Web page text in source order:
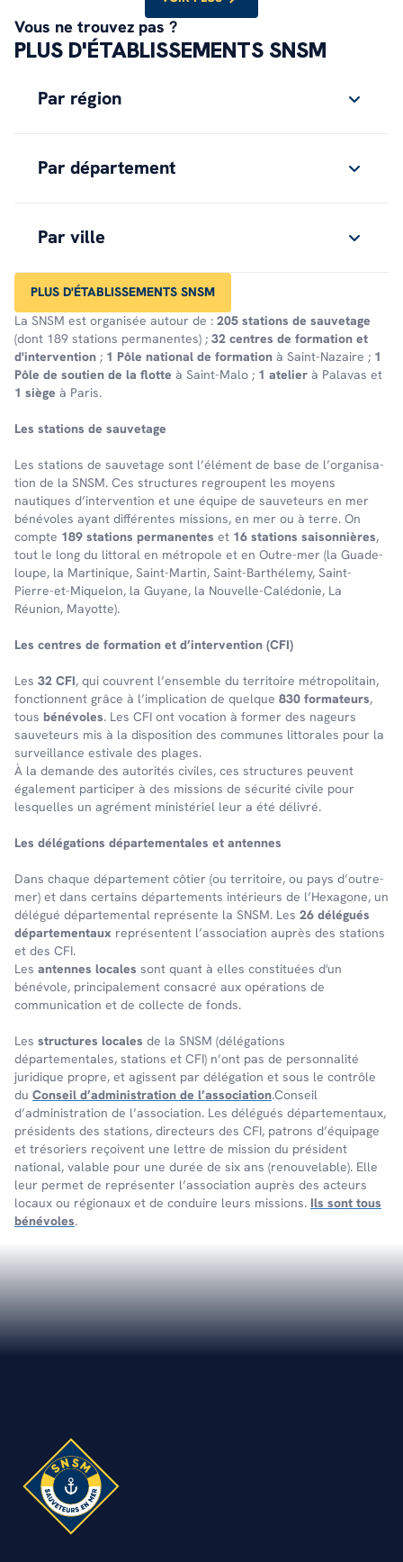
Vous ne trouvez pas ?
PLUS D'ÉTABLISSEMENTS SNSM
Par région
Par département
Par ville
PLUS D'ÉTABLISSEMENTS SNSM
La SNSM est organisée autour de : 205 stations de sauvetage
(dont 189 stations permanentes) ; 32 centres de formation et
d'intervention ; 1 Pôle national de formation à Saint-Nazaire ; 1
Pôle de soutien de la flotte à Saint-Malo ; 1 atelier à Palavas et
1 siège à Paris.
Les stations de sauve­tage
Les stations de sauve­tage sont l’élé­ment de base de l’or­ga­ni­sa­
tion de la SNSM. Ces struc­tures regroupent les moyens
nautiques d’in­ter­ven­tion et une équipe de sauveteurs en mer
bénévoles ayant différentes missions, en mer ou à terre. On
comp­te 189 stations perma­nentes et 16 stations saison­nières,
tout le long du litto­ral en métro­pole et en Outre-mer (la Guade­
loupe, la Marti­nique, Saint-Martin, Saint-Barthé­lemy, Saint-
Pierre-et-Mique­lon, la Guyane, la Nouvelle-Calé­do­nie, La
Réunion, Mayotte).
Les centres de forma­tion et d’in­ter­ven­tion (CFI)
Les 32 CFI, qui couvrent l’en­semble du terri­toire métro­po­li­tain,
fonc­tionnent grâce à l’im­pli­ca­tion de quelque 830 forma­teurs,
tous béné­voles. Les CFI ont voca­tion à former des nageurs
sauve­teurs mis à la dispo­si­tion des communes litto­rales pour la
surveillance esti­vale des plages.
À la demande des auto­ri­tés civiles, ces struc­tures peuvent
égale­ment parti­ci­per à des missions de sécu­rité civile pour
lesquelles un agré­ment minis­té­riel leur a été déli­vré.
Les délé­ga­tions dépar­te­men­tales et antennes
Dans chaque dépar­te­ment côtier (ou terri­toire, ou pays d’outre-
mer) et dans certains dépar­te­ments inté­rieurs de l’Hexa­gone, un
délé­gué dépar­te­men­tal repré­sente la SNSM. Les 26 délégués
départementaux représentent l’association auprès des stations
et des CFI.
Les antennes locales sont quant à elles constituées d'un
bénévole, principalement consacré aux opérations de
communication et de collecte de fonds.
Les structures locales de la SNSM (délégations
départementales, stations et CFI) n’ont pas de personnalité
juridique propre, et agissent par délégation et sous le contrôle
du Conseil d’administration de l’association.Conseil
d’administration de l’association. Les délégués départementaux,
présidents des stations, directeurs des CFI, patrons d’équipage
et trésoriers reçoivent une lettre de mission du président
national, valable pour une durée de six ans (renouvelable). Elle
leur permet de représenter l’association auprès des acteurs
locaux ou régionaux et de conduire leurs missions. Ils sont tous
bénévoles.